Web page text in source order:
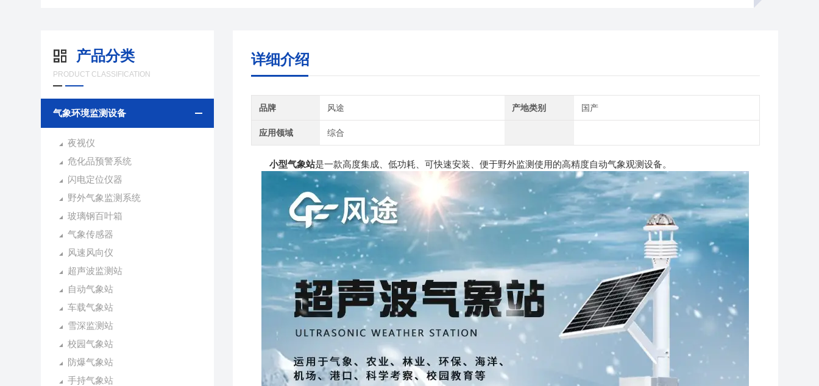
产品分类
PRODUCT CLASSIFICATION
气象环境监测设备
夜视仪
危化品预警系统
闪电定位仪器
野外气象监测系统
玻璃钢百叶箱
气象传感器
风速风向仪
超声波监测站
自动气象站
车载气象站
雪深监测站
校园气象站
防爆气象站
手持气象站
详细介绍
品牌 风途 产地类别 国产
应用领域 综合
小型气象站是一款高度集成、低功耗、可快速安装、便于野外监测使用的高精度自动气象观测设备。